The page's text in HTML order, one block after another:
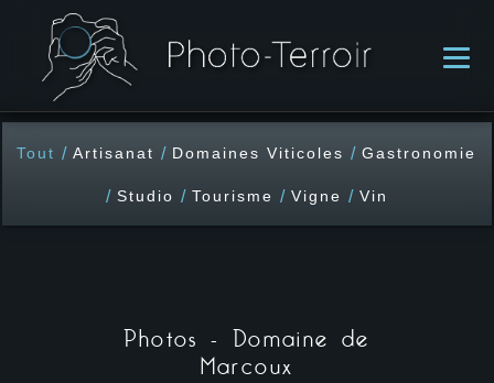
Tout / Artisanat / Domaines Viticoles / Gastronomie
/ Studio / Tourisme / Vigne / Vin
Photos - Domaine de
Marcoux